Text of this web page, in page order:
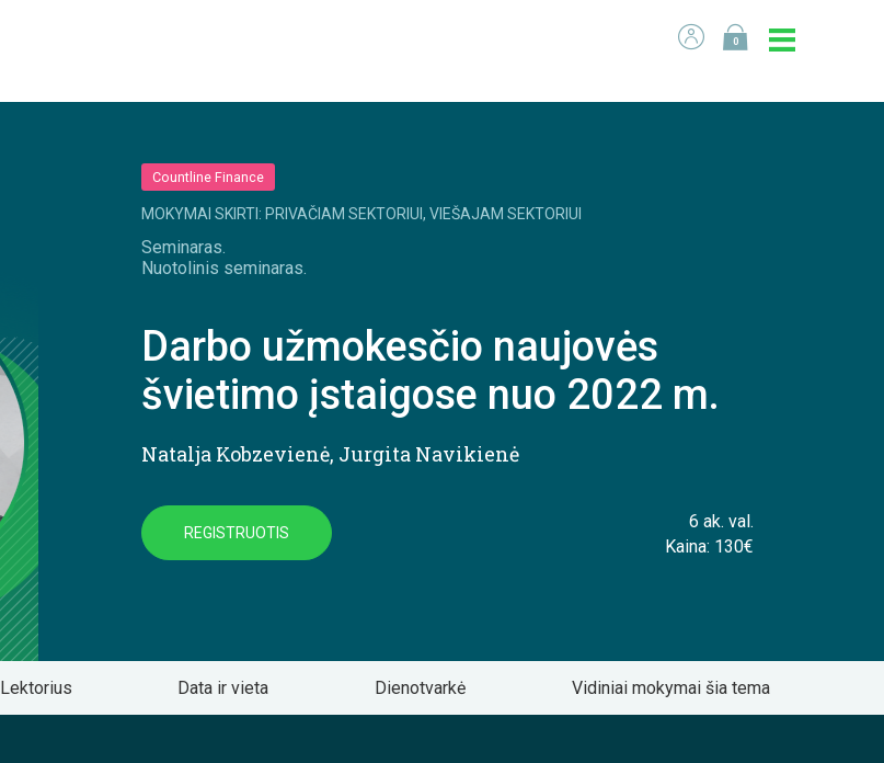
0
Countline Finance
MOKYMAI SKIRTI: PRIVAČIAM SEKTORIUI, VIEŠAJAM SEKTORIUI
Seminaras.
Nuotolinis seminaras.
Darbo užmokesčio naujovės
švietimo įstaigose nuo 2022 m.
Natalja Kobzevienė, Jurgita Navikienė
REGISTRUOTIS
6 ak. val.
Kaina: 130€
Lektorius Data ir vieta Dienotvarkė Vidiniai mokymai šia tema